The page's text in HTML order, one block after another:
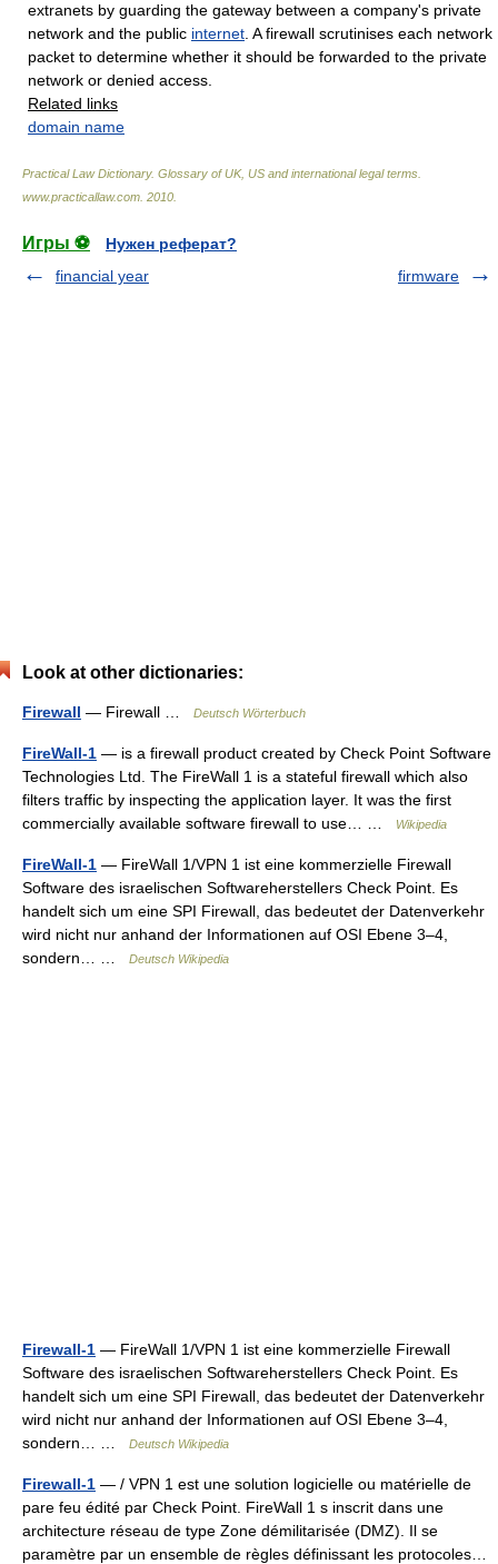
extranets by guarding the gateway between a company's private
network and the public internet . A firewall scrutinises each network
packet to determine whether it should be forwarded to the private
network or denied access.
Related links
domain name
Practical Law Dictionary. Glossary of UK, US and international legal terms
www.practicallaw.com 2010
Игры ⚽
Нужен реферат?
financial year
firmware
Look at other dictionaries:
Firewall — Firewall … Deutsch Wörterbuch
FireWall-1 — is a firewall product created by Check Point Software
Technologies Ltd. The FireWall 1 is a stateful firewall which also
filters traffic by inspecting the application layer. It was the first
commercially available software firewall to use… …
Wikipedia
FireWall-1 — FireWall 1/VPN 1 ist eine kommerzielle Firewall
Software des israelischen Softwareherstellers Check Point. Es
handelt sich um eine SPI Firewall, das bedeutet der Datenverkehr
wird nicht nur anhand der Informationen auf OSI Ebene 3–4,
sondern… …
Deutsch Wikipedia
Firewall-1 — FireWall 1/VPN 1 ist eine kommerzielle Firewall
Software des israelischen Softwareherstellers Check Point. Es
handelt sich um eine SPI Firewall, das bedeutet der Datenverkehr
wird nicht nur anhand der Informationen auf OSI Ebene 3–4,
sondern… …
Deutsch Wikipedia
Firewall-1 — / VPN 1 est une solution logicielle ou matérielle de
pare feu édité par Check Point. FireWall 1 s inscrit dans une
architecture réseau de type Zone démilitarisée (DMZ). Il se
paramètre par un ensemble de règles définissant les protocoles…